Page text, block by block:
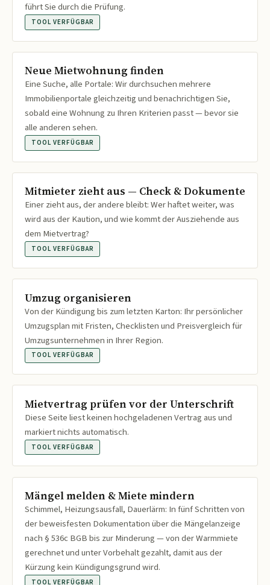
führt Sie durch die Prüfung.
TOOL VERFÜGBAR
Neue Mietwohnung finden
Eine Suche, alle Portale: Wir durchsuchen mehrere
Immobilienportale gleichzeitig und benachrichtigen Sie,
sobald eine Wohnung zu Ihren Kriterien passt — bevor sie
alle anderen sehen.
TOOL VERFÜGBAR
Mitmieter zieht aus — Check & Dokumente
Einer zieht aus, der andere bleibt: Wer haftet weiter, was
wird aus der Kaution, und wie kommt der Ausziehende aus
dem Mietvertrag?
TOOL VERFÜGBAR
Umzug organisieren
Von der Kündigung bis zum letzten Karton: Ihr persönlicher
Umzugsplan mit Fristen, Checklisten und Preisvergleich für
Umzugsunternehmen in Ihrer Region.
TOOL VERFÜGBAR
Mietvertrag prüfen vor der Unterschrift
Diese Seite liest keinen hochgeladenen Vertrag aus und
markiert nichts automatisch.
TOOL VERFÜGBAR
Mängel melden & Miete mindern
Schimmel, Heizungsausfall, Dauerlärm: In fünf Schritten von
der beweisfesten Dokumentation über die Mängelanzeige
nach § 536c BGB bis zur Minderung — von der Warmmiete
gerechnet und unter Vorbehalt gezahlt, damit aus der
Kürzung kein Kündigungsgrund wird.
TOOL VERFÜGBAR